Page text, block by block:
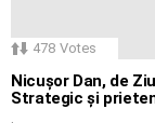
478 Votes
Nicușor Dan, de
Strategic și